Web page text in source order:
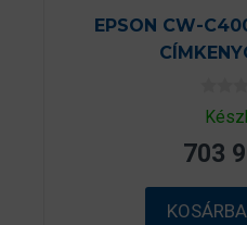
EPSON CW-
0
a
5
b
ő
l
703